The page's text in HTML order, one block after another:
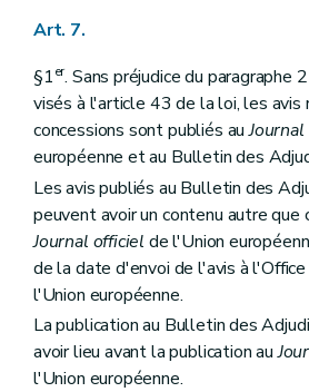
Art. 7.
§1er. Sans préjudice du paragraphe
visés à l'article 43 de la loi, les avis
concessions sont publiés au
européenne et au Bulletin des
Les avis publiés au Bulletin des
peuvent avoir un contenu autre que
Journal officiel de l'Union
de la date d'envoi de l'avis à
l'Union européenne.
La publication au Bulletin des
avoir lieu avant la publication au
l'Union européenne.